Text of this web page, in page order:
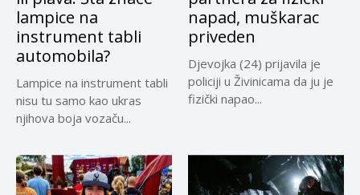
lampice na
instrument tabli
automobila?
Lampice na instrument tabli
nisu tu samo kao ukras
njihova boja vozaču...
napad, muškarac
priveden
Djevojka (24) prijavila je
policiji u Živinicama da ju je
fizički napao...